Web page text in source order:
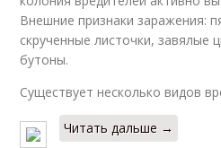
Внешние признаки заражения:
скрученные листочки, завялые
бутоны.
Существует несколько видов
Читать дальше →